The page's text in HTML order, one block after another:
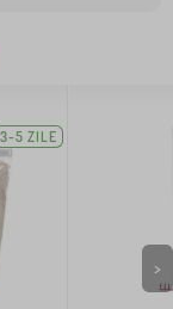
3-5 ZILE
>